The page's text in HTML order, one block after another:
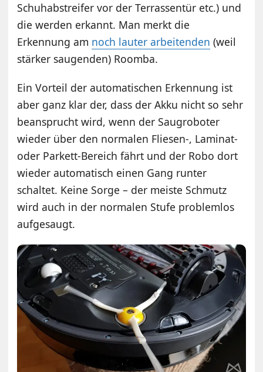
Schuhabstreifer vor der Terrassentür etc.) und
die werden erkannt. Man merkt die
Erkennung am noch lauter arbeitenden (weil
stärker saugenden) Roomba.
Ein Vorteil der automatischen Erkennung ist
aber ganz klar der, dass der Akku nicht so sehr
beansprucht wird, wenn der Saugroboter
wieder über den normalen Fliesen-, Laminat-
oder Parkett-Bereich fährt und der Robo dort
wieder automatisch einen Gang runter
schaltet. Keine Sorge – der meiste Schmutz
wird auch in der normalen Stufe problemlos
aufgesaugt.